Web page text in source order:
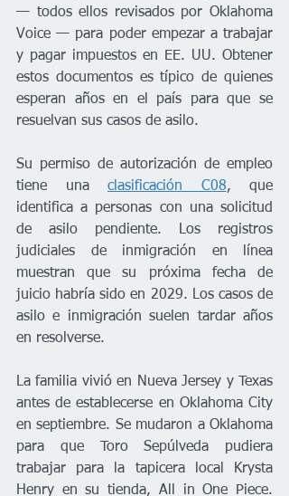
— todos ellos revisados por Oklahoma
Voice — para poder empezar a trabajar
y pagar impuestos en EE. UU. Obtener
estos documentos es típico de quienes
esperan años en el país para que se
resuelvan sus casos de asilo.
Su permiso de autorización de empleo
tiene una clasificación C08, que
identifica a personas con una solicitud
de asilo pendiente. Los registros
judiciales de inmigración en línea
muestran que su próxima fecha de
juicio habría sido en 2029. Los casos de
asilo e inmigración suelen tardar años
en resolverse.
La familia vivió en Nueva Jersey y Texas
antes de establecerse en Oklahoma City
en septiembre. Se mudaron a Oklahoma
para que Toro Sepúlveda pudiera
trabajar para la tapicera local Krysta
Henry en su tienda, All in One Piece.